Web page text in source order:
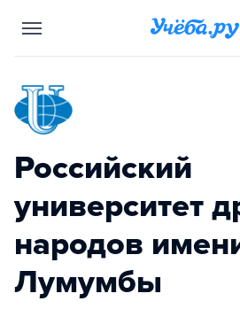
Российский
университет
народов
Лумумбы